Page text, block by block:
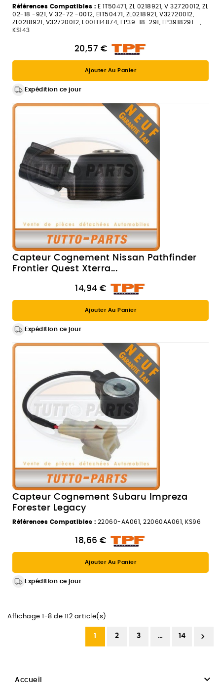
Références Compatibles : E 1T50471, ZL 0218921, V 32720012, ZL
02-18 -921, V 32-72 -0012, E1T50471, ZL0218921, V32720012,
ZL0218921, V32720012, E001T14874, FP39-18-291, FP3918291 ,
KS143
20,57 €
Ajouter Au Panier
Expédition ce jour
Capteur Cognement Nissan Pathfinder
Frontier Quest Xterra...
14,94 €
Ajouter Au Panier
Expédition ce jour
Capteur Cognement Subaru Impreza
Forester Legacy
Références Compatibles : 22060-AA061, 22060AA061, KS96
18,66 €
Ajouter Au Panier
Expédition ce jour
Affichage 1-8 de 112 article(s)
1 2 3 … 14 
Accueil 